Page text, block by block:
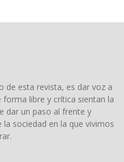
de esta revista, es dar voz a
libre y crítica sientan la
dar un paso al frente y
sociedad en la que vivimos